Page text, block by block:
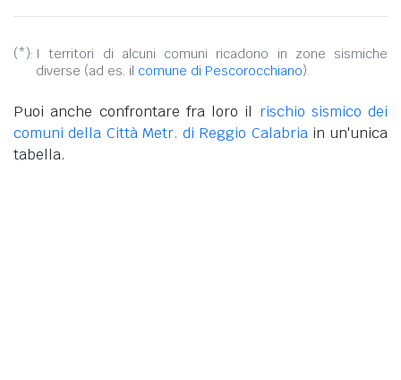
(*): I territori di alcuni comuni ricadono in zone sismiche
diverse (ad es. il comune di Pescorocchiano).
Puoi anche confrontare fra loro il rischio sismico dei
comuni della Città Metr. di Reggio Calabriain un'unica
tabella.